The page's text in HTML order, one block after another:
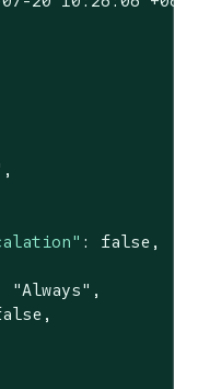
,
: false,
"Always" ,
,